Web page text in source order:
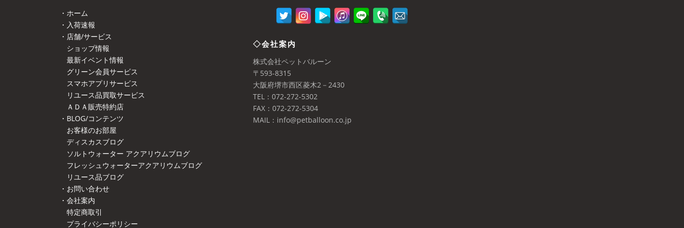
・ホーム
・入荷速報
・店舗/サービス
ショップ情報
最新イベント情報
グリーン会員サービス
スマホアプリサービス
リユース品買取サービス
ＡＤＡ販売特約店
・BLOG/コンテンツ
お客様のお部屋
ディスカスブログ
ソルトウォーター アクアリウムブログ
フレッシュウォーターアクアリウムブログ
リユース品ブログ
・お問い合わせ
・会社案内
特定商取引
プライバシーポリシー
◇会社案内
株式会社ペットバルーン
〒593-8315
大阪府堺市西区菱木2－2430
TEL：072-272-5302
FAX：072-272-5304
MAIL：info@petballoon.co.jp